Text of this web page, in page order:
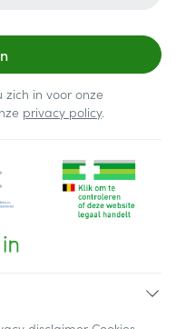
zich in voor onze
privacy policy.